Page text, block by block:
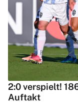
2:0 verspielt!
Auftakt